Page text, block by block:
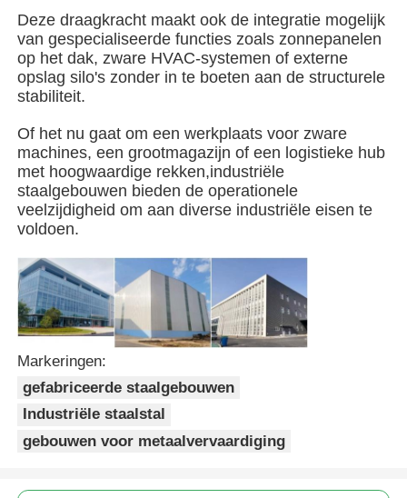
Vraag een offerte aan
Stalen structuurgebouw
Workshop staalconstructies
staalconstructie magazijn
Schuur voor staalconstructies
Zware Staalstructuur
Stalen brug
stalen structuurkantoor
Deze draagkracht maakt ook de integratie mogelijk
van gespecialiseerde functies zoals zonnepanelen
op het dak, zware HVAC-systemen of externe
opslag silo's zonder in te boeten aan de structurele
stabiliteit.
Of het nu gaat om een werkplaats voor zware
machines, een grootmagazijn of een logistieke hub
met hoogwaardige rekken,industriële
staalgebouwen bieden de operationele
veelzijdigheid om aan diverse industriële eisen te
voldoen.
Markeringen:
gefabriceerde staalgebouwen
Industriële staalstal
gebouwen voor metaalvervaardiging